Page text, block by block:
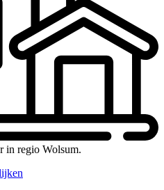
in regio Wolsum.